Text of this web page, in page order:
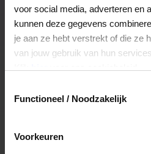
voor social media, adverteren en
kunnen deze gegevens
je aan ze hebt verstrekt of die ze
van jouw gebruik van hun
Functioneel / Noodzakelijk
Voorkeuren